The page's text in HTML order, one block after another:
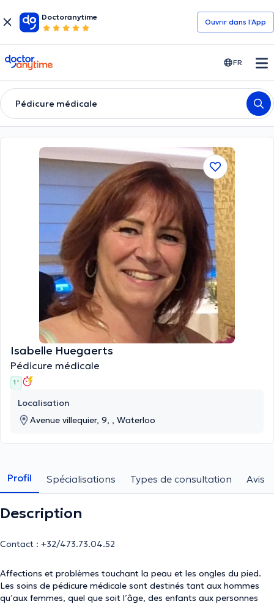
Doctoranytime
Ouvrir dans l’App
doctoranytime FR
Pédicure médicale
Isabelle Huegaerts
Pédicure médicale
1 '
Localisation
Avenue villequier, 9, , Waterloo
Profil Spécialisations Types de consultation Avis
Description
Contact : +32/473.73.04.52
Affections et problèmes touchant la peau et les ongles du pied.
Les soins de pédicure médicale sont destinés tant aux hommes
qu’aux femmes, quel que soit l’âge, des enfants aux personnes